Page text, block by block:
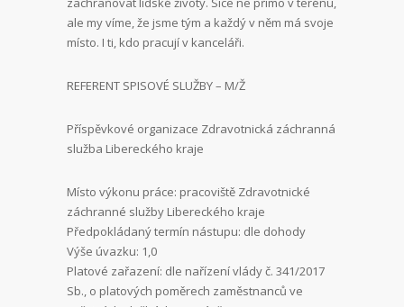
ale my víme, že jsme tým a každý v něm má svoje
místo. I ti, kdo pracují v kanceláři.
REFERENT SPISOVÉ SLUŽBY – M/Ž
Příspěvkové organizace Zdravotnická záchranná
služba Libereckého kraje
Místo výkonu práce: pracoviště Zdravotnické
záchranné služby Libereckého kraje
Předpokládaný termín nástupu: dle dohody
Výše úvazku: 1,0
Platové zařazení: dle nařízení vlády č. 341/2017
Sb., o platových poměrech zaměstnanců ve